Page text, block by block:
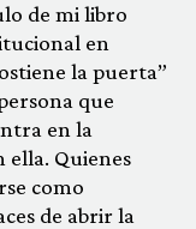
de mi libro
en
la puerta”
que
en la
ella. Quienes
como
de abrir la